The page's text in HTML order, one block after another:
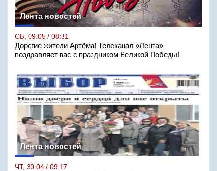
Лента новостей
СБ, 09.05 / 08:31
Дорогие жители Артёма! Телеканал «Лента»
поздравляет вас с праздником Великой Победы!
Лента новостей
ЧТ, 30.04 / 09:17